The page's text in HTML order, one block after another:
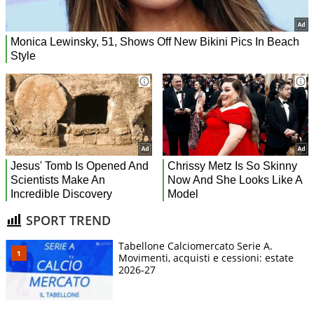
SPORT TREND
Tabellone Calciomercato Serie A.
Movimenti, acquisti e cessioni: estate
2026-27